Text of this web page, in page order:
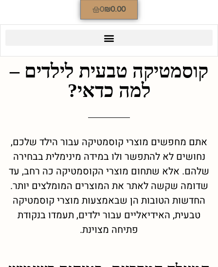
₪0.00
0
קוסמטיקה טבעית לילדים –
למה כדאי?
אתם מחפשים מוצרי קוסמטיקה עבור הילד שלכם,
נחושים לא להתפשר ולו במידה מינימלית בבחירה
שלהם. אלא שתחום מוצרי הקוסמטיקה כה רחב, עד
שדומה שקשה לאתר את המוצרים המומלצים יותר.
החדשות הטובות הן שבאמצעות מוצרי קוסמטיקה
טבעית, האידיאליים עבור ילדים, תעמדו בנקודת
פתיחה מצוינת.